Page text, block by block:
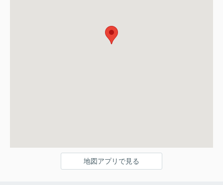
地図アプリで見る